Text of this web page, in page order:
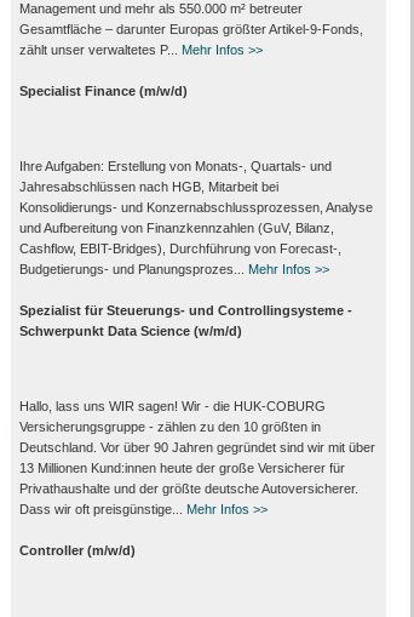
Management und mehr als 550.000 m² betreuter
Gesamtfläche – darunter Europas größter Artikel-9-Fonds,
zählt unser verwaltetes P...
Mehr Infos >>
Specialist Finance (m/w/d)
Ihre Aufgaben: Erstellung von Monats‑, Quartals‑ und
Jahresabschlüssen nach HGB, Mitarbeit bei
Konsolidierungs‑ und Konzernabschlussprozessen, Analyse
und Aufbereitung von Finanzkennzahlen (GuV, Bilanz,
Cashflow, EBIT-Bridges), Durchführung von Forecast‑,
Budgetierungs‑ und Planungsprozes...
Mehr Infos >>
Spezialist für Steuerungs- und Controllingsysteme -
Schwerpunkt Data Science (w/m/d)
Hallo, lass uns WIR sagen! Wir - die HUK-COBURG
Versicherungsgruppe - zählen zu den 10 größten in
Deutschland. Vor über 90 Jahren gegründet sind wir mit über
13 Millionen Kund:innen heute der große Versicherer für
Privathaushalte und der größte deutsche Autoversicherer.
Dass wir oft preisgünstige...
Mehr Infos >>
Controller (m/w/d)